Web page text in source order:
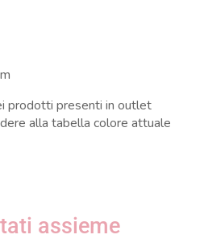
prodotti presenti in outlet
alla tabella colore attuale
assieme